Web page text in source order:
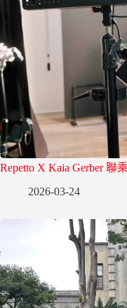
Repetto X Kaia Gerber
2026-03-24